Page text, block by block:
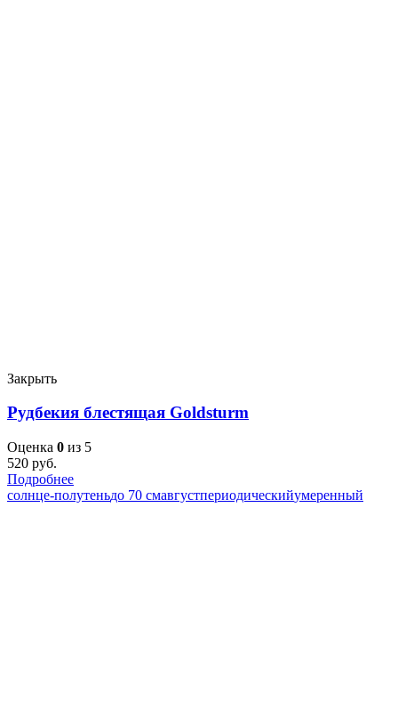
Закрыть
Рудбекия блестящая Goldsturm
Оценка 0 из 5
520 руб.
Подробнее
солнце-полутеньдо 70 смавгустпериодическийумеренный